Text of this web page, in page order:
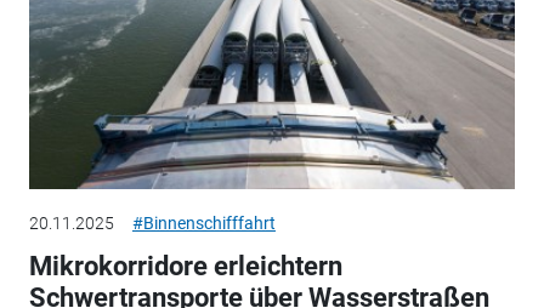
20.11.2025 #Binnenschifffahrt
Mikrokorridore erleichtern
Schwertransporte über Wasserstraßen